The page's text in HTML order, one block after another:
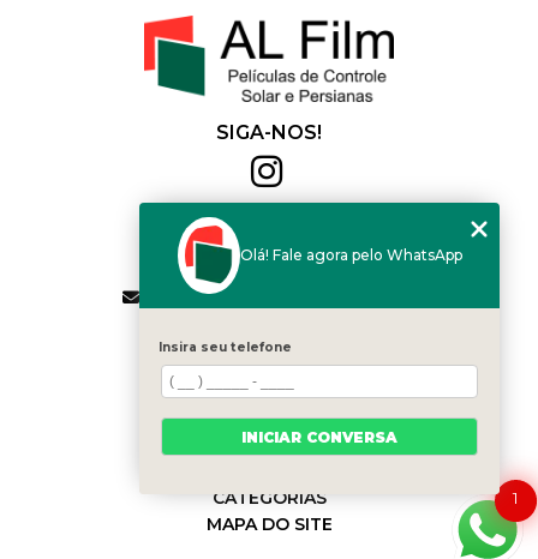
SIGA-NOS!
(11) 2564-4684
(11) 94168-2041
contato.vendas@alfilm.com.br
MENU
HOME
QUEM SOMOS
SERVIÇOS
BLOG
CATEGORIAS
MAPA DO SITE
1
Olá! Fale agora pelo WhatsApp
Insira seu telefone
INICIAR CONVERSA